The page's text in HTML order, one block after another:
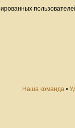
Наша команда •